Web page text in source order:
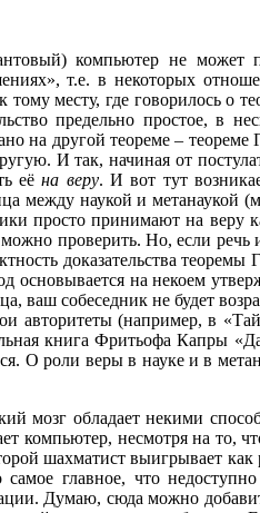
компьютер не может
т.е. в некоторых
месту, где говорилось о
предельно простое, в
на другой теореме –
И так, начиная от
еёна веру. И вот тут
между наукой и метанаукой
просто принимают на веру
проверить. Но, если речь
доказательства
на некоем
собеседник не будет
авторитеты (например, в
книга Фритьофа Капры
О роли веры в науке и в
мозг обладает некими
несмотря на то,
шахматист выигрывает как
главное, что недоступно
Думаю, сюда можно